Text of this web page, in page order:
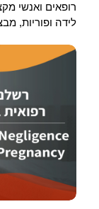
רופאים ואנשי
לידה ופוריות,